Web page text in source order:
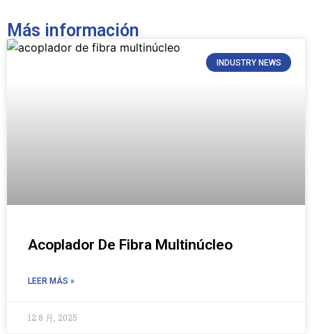
Más información
INDUSTRY NEWS
Acoplador De Fibra Multinúcleo
LEER MÁS »
12 8 月, 2025